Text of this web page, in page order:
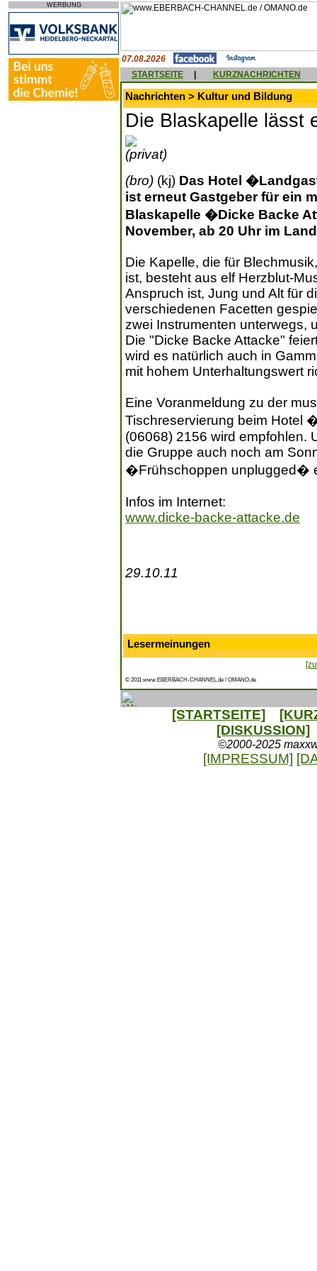
WERBUNG
07.08.2026
STARTSEITE
KURZNACHRICHTEN
Nachrichten > Kultur und Bildung
Die Blaskapelle lässt
(privat)
(bro) (kj) Das Hotel
ist erneut Gastgeber für ein
Blaskapelle �Dicke Backe
November, ab 20 Uhr im
Die Kapelle, die für
ist, besteht aus elf Herzblut-
Anspruch ist, Jung und Alt für
verschiedenen Facetten
zwei Instrumenten unterwegs,
Die "Dicke Backe Attacke"
wird es natürlich auch in
mit hohem Unterhaltungswert
Eine Voranmeldung zu der
Tischreservierung beim Hotel
(06068) 2156 wird empfohlen.
die Gruppe auch noch am
�Frühschoppen unplugged�
Infos im Internet:
www.dicke-backe-attacke.de
29.10.11
Lesermeinungen
© 2011 www.EBERBACH-CHANNEL.de / OMANO.de
[STARTSEITE]
[DISKUSSION]
©2000-2025
[IMPRESSUM]